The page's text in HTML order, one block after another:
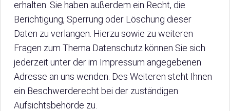
erhalten. Sie haben außerdem ein Recht, die
Berichtigung, Sperrung oder Löschung dieser
Daten zu verlangen. Hierzu sowie zu weiteren
Fragen zum Thema Datenschutz können Sie sich
jederzeit unter der im Impressum angegebenen
Adresse an uns wenden. Des Weiteren steht Ihnen
ein Beschwerderecht bei der zuständigen
Aufsichtsbehörde zu.